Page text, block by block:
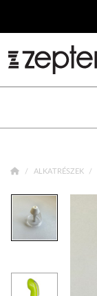
ALKATRÉSZEK